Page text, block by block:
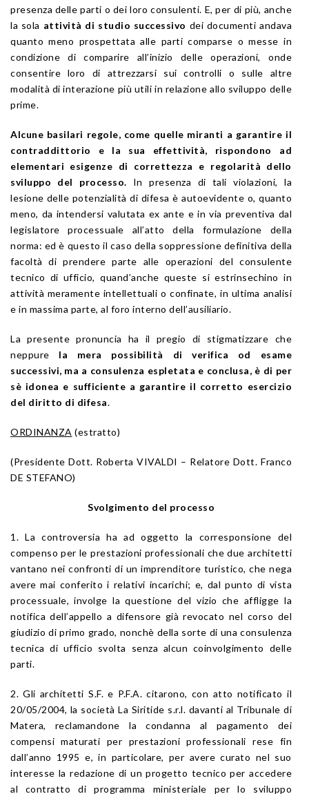
presenza delle parti o dei loro consulenti. E, per di più, anche
la sola attività di studio successivo dei documenti andava
quanto meno prospettata alle parti comparse o messe in
condizione di comparire all’inizio delle operazioni, onde
consentire loro di attrezzarsi sui controlli o sulle altre
modalità di interazione più utili in relazione allo sviluppo delle
prime.
Alcune basilari regole, come quelle miranti a garantire il
contraddittorio e la sua effettività, rispondono ad
elementari esigenze di correttezza e regolarità dello
sviluppo del processo. In presenza di tali violazioni, la
lesione delle potenzialità di difesa è autoevidente o, quanto
meno, da intendersi valutata ex ante e in via preventiva dal
legislatore processuale all’atto della formulazione della
norma: ed è questo il caso della soppressione definitiva della
facoltà di prendere parte alle operazioni del consulente
tecnico di ufficio, quand’anche queste si estrinsechino in
attività meramente intellettuali o confinate, in ultima analisi
e in massima parte, al foro interno dell’ausiliario.
La presente pronuncia ha il pregio di stigmatizzare che
neppure la mera possibilità di verifica od esame
successivi, ma a consulenza espletata e conclusa, è di per
sè idonea e sufficiente a garantire il corretto esercizio
del diritto di difesa.
ORDINANZA (estratto)
(Presidente Dott. Roberta VIVALDI – Relatore Dott. Franco
DE STEFANO)
Svolgimento del processo
1. La controversia ha ad oggetto la corresponsione del
compenso per le prestazioni professionali che due architetti
vantano nei confronti di un imprenditore turistico, che nega
avere mai conferito i relativi incarichi; e, dal punto di vista
processuale, involge la questione del vizio che affligge la
notifica dell’appello a difensore già revocato nel corso del
giudizio di primo grado, nonchè della sorte di una consulenza
tecnica di ufficio svolta senza alcun coinvolgimento delle
parti.
2. Gli architetti S.F. e P.F.A. citarono, con atto notificato il
20/05/2004, la società La Siritide s.r.l. davanti al Tribunale di
Matera, reclamandone la condanna al pagamento dei
compensi maturati per prestazioni professionali rese fin
dall’anno 1995 e, in particolare, per avere curato nel suo
interesse la redazione di un progetto tecnico per accedere
al contratto di programma ministeriale per lo sviluppo